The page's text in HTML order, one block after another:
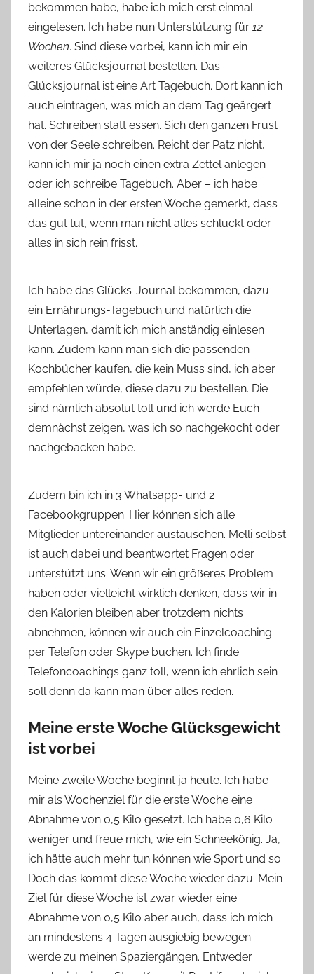
bekommen habe, habe ich mich erst einmal
eingelesen. Ich habe nun Unterstützung für 12
Wochen. Sind diese vorbei, kann ich mir ein
weiteres Glücksjournal bestellen. Das
Glücksjournal ist eine Art Tagebuch. Dort kann ich
auch eintragen, was mich an dem Tag geärgert
hat. Schreiben statt essen. Sich den ganzen Frust
von der Seele schreiben. Reicht der Patz nicht,
kann ich mir ja noch einen extra Zettel anlegen
oder ich schreibe Tagebuch. Aber – ich habe
alleine schon in der ersten Woche gemerkt, dass
das gut tut, wenn man nicht alles schluckt oder
alles in sich rein frisst.
Ich habe das Glücks-Journal bekommen, dazu
ein Ernährungs-Tagebuch und natürlich die
Unterlagen, damit ich mich anständig einlesen
kann. Zudem kann man sich die passenden
Kochbücher kaufen, die kein Muss sind, ich aber
empfehlen würde, diese dazu zu bestellen. Die
sind nämlich absolut toll und ich werde Euch
demnächst zeigen, was ich so nachgekocht oder
nachgebacken habe.
Zudem bin ich in 3 Whatsapp- und 2
Facebookgruppen. Hier können sich alle
Mitglieder untereinander austauschen. Melli selbst
ist auch dabei und beantwortet Fragen oder
unterstützt uns. Wenn wir ein größeres Problem
haben oder vielleicht wirklich denken, dass wir in
den Kalorien bleiben aber trotzdem nichts
abnehmen, können wir auch ein Einzelcoaching
per Telefon oder Skype buchen. Ich finde
Telefoncoachings ganz toll, wenn ich ehrlich sein
soll denn da kann man über alles reden.
Meine erste Woche Glücksgewicht
ist vorbei
Meine zweite Woche beginnt ja heute. Ich habe
mir als Wochenziel für die erste Woche eine
Abnahme von 0,5 Kilo gesetzt. Ich habe 0,6 Kilo
weniger und freue mich, wie ein Schneekönig. Ja,
ich hätte auch mehr tun können wie Sport und so.
Doch das kommt diese Woche wieder dazu. Mein
Ziel für diese Woche ist zwar wieder eine
Abnahme von 0,5 Kilo aber auch, dass ich mich
an mindestens 4 Tagen ausgiebig bewegen
werde zu meinen Spaziergängen. Entweder